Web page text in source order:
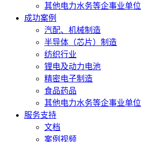
其他电力水务等企事业单位
成功案例
汽配、机械制造
半导体（芯片）制造
纺织行业
锂电及动力电池
精密电子制造
食品药品
其他电力水务等企事业单位
服务支持
文档
案例视频